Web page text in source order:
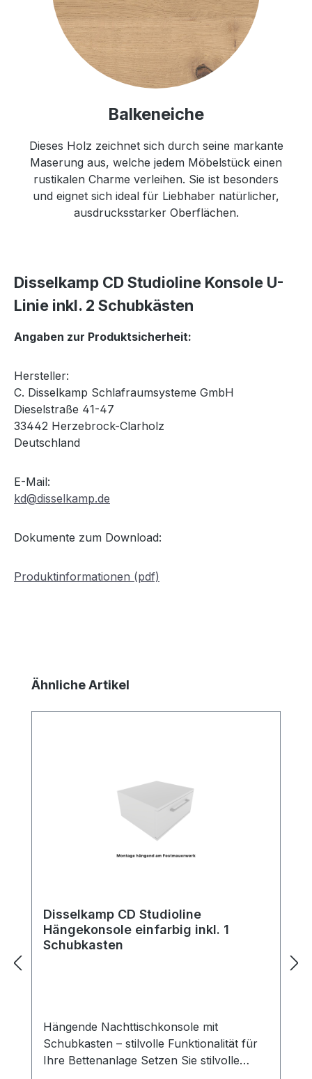
Balkeneiche
Dieses Holz zeichnet sich durch seine markante
Maserung aus, welche jedem Möbelstück einen
rustikalen Charme verleihen. Sie ist besonders
und eignet sich ideal für Liebhaber natürlicher,
ausdrucksstarker Oberflächen.
Disselkamp CD Studioline Konsole U-
Linie inkl. 2 Schubkästen
Angaben zur Produktsicherheit:
Hersteller:
C. Disselkamp Schlafraumsysteme GmbH
Dieselstraße 41-47
33442 Herzebrock-Clarholz
Deutschland
E-Mail:
kd@disselkamp.de
Dokumente zum Download:
Produktinformationen (pdf)
Produktgalerie überspringen
Ähnliche Artikel
Disselkamp CD Studioline
Hängekonsole einfarbig inkl. 1
Schubkasten
Hängende Nachttischkonsole mit
Schubkasten – stilvolle Funktionalität für
Ihre Bettenanlage Setzen Sie stilvolle